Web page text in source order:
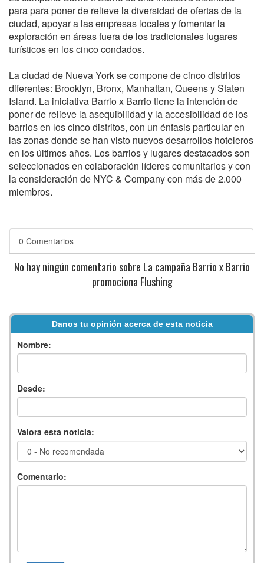
para para poner de relieve la diversidad de ofertas de la
ciudad, apoyar a las empresas locales y fomentar la
exploración en áreas fuera de los tradicionales lugares
turísticos en los cinco condados.
La ciudad de Nueva York se compone de cinco distritos
diferentes: Brooklyn, Bronx, Manhattan, Queens y Staten
Island. La iniciativa Barrio x Barrio tiene la intención de
poner de relieve la asequibilidad y la accesibilidad de los
barrios en los cinco distritos, con un énfasis particular en
las zonas donde se han visto nuevos desarrollos hoteleros
en los últimos años. Los barrios y lugares destacados son
seleccionados en colaboración líderes comunitarios y con
la consideración de NYC & Company con más de 2.000
miembros.
0 Comentarios
No hay ningún comentario sobre La campaña Barrio x Barrio
promociona Flushing
Danos tu opinión acerca de esta noticia
Nombre:
Desde:
Valora esta noticia:
Comentario: